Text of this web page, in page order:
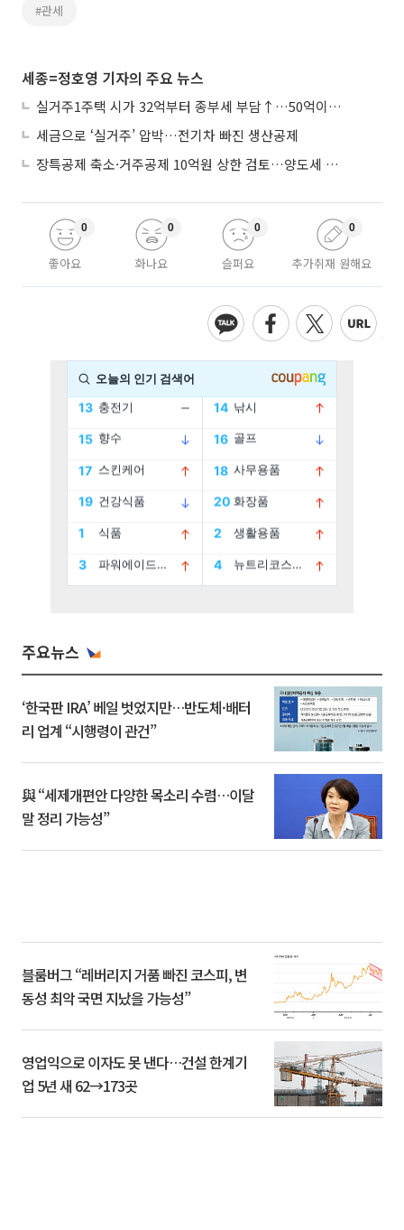
#관세
세종=정호영 기자의 주요 뉴스
실거주1주택 시가 32억부터 종부세 부담↑…50억이면 454→979만원
세금으로 ‘실거주’ 압박…전기차 빠진 생산공제
장특공제 축소·거주공제 10억원 상한 검토…양도세 실거주 중심 개편
좋아요
0
화나요
0
슬퍼요
0
추가취재 원해요
0
주요뉴스
‘한국판 IRA’ 베일 벗었지만…반도체·배터
리 업계 “시행령이 관건”
與 “세제개편안 다양한 목소리 수렴…이달
말 정리 가능성”
블룸버그 “레버리지 거품 빠진 코스피, 변
동성 최악 국면 지났을 가능성”
영업익으로 이자도 못 낸다…건설 한계기
업 5년 새 62→173곳